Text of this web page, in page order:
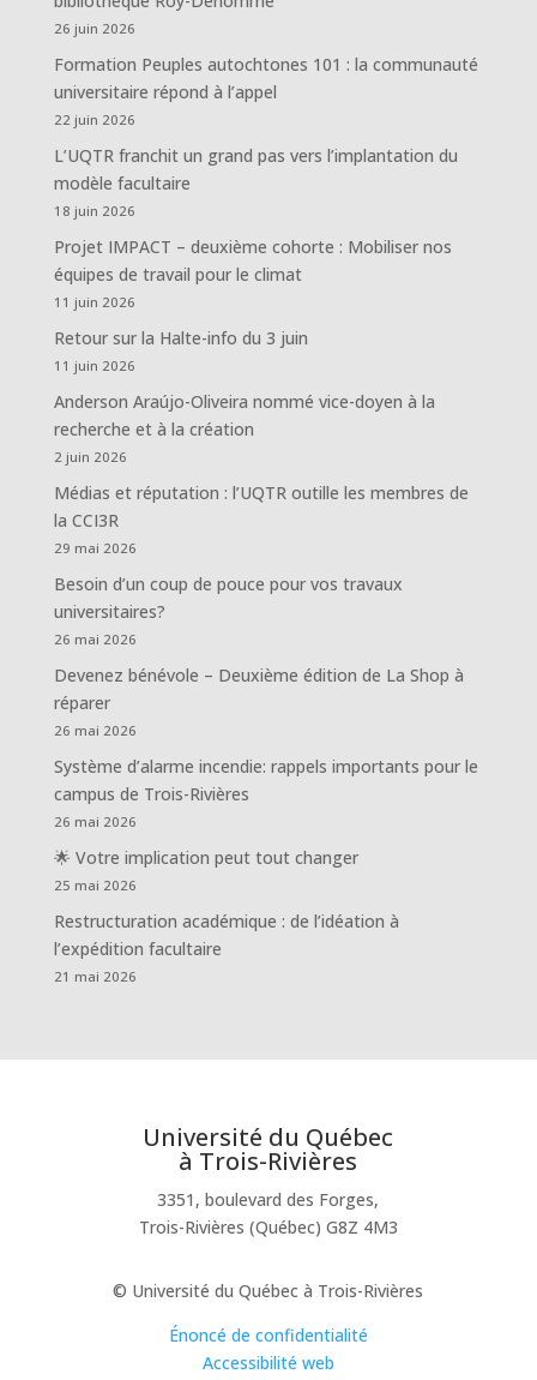
26 juin 2026
Formation Peuples autochtones 101 : la communauté
universitaire répond à l’appel
22 juin 2026
L’UQTR franchit un grand pas vers l’implantation du
modèle facultaire
18 juin 2026
Projet IMPACT – deuxième cohorte : Mobiliser nos
équipes de travail pour le climat
11 juin 2026
Retour sur la Halte-info du 3 juin
11 juin 2026
Anderson Araújo-Oliveira nommé vice-doyen à la
recherche et à la création
2 juin 2026
Médias et réputation : l’UQTR outille les membres de
la CCI3R
29 mai 2026
Besoin d’un coup de pouce pour vos travaux
universitaires?
26 mai 2026
Devenez bénévole – Deuxième édition de La Shop à
réparer
26 mai 2026
Système d’alarme incendie: rappels importants pour le
campus de Trois-Rivières
26 mai 2026
🌟 Votre implication peut tout changer
25 mai 2026
Restructuration académique : de l’idéation à
l’expédition facultaire
21 mai 2026
Université du Québec
à Trois-Rivières
3351, boulevard des Forges,
Trois-Rivières (Québec) G8Z 4M3
© Université du Québec à Trois-Rivières
Énoncé de confidentialité
Accessibilité web